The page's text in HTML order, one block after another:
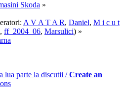
Skoda »
A V A T A R, Daniel, M i c u t
, ff_2004_06, Marsulici) »
lua parte la discutii /Create an